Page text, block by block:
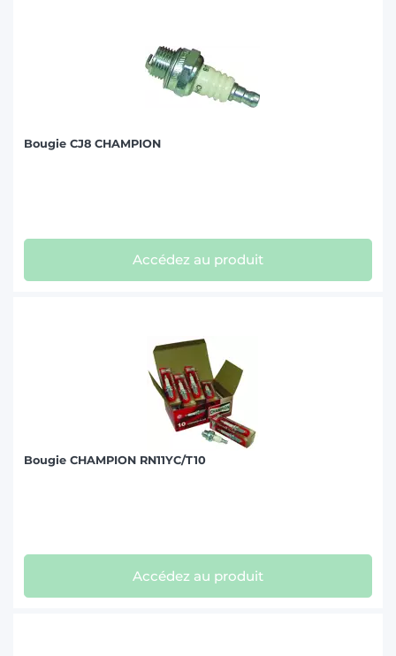
Bougie CJ8 CHAMPION
Accédez au produit
Bougie CHAMPION RN11YC/T10
Accédez au produit